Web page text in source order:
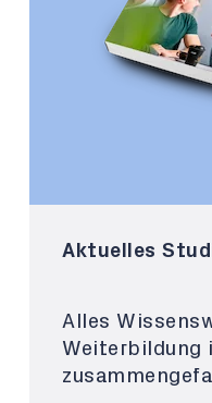
Aktuelles
Alles
Weiterbildung